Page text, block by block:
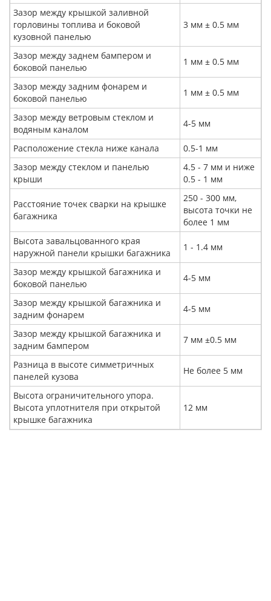
Зазор между крышкой заливной
горловины топлива и боковой
кузовной панелью
3 мм ± 0.5 мм
Зазор между заднем бампером и
боковой панелью
1 мм ± 0.5 мм
Зазор между задним фонарем и
боковой панелью
1 мм ± 0.5 мм
Зазор между ветровым стеклом и
водяным каналом
4-5 мм
Расположение стекла ниже канала
0.5-1 мм
Зазор между стеклом и панелью
крыши
4.5 - 7 мм и ниже
0.5 - 1 мм
Расстояние точек сварки на крышке
багажника
250 - 300 мм,
высота точки не
более 1 мм
Высота завальцованного края
наружной панели крышки багажника
1 - 1.4 мм
Зазор между крышкой багажника и
боковой панелью
4-5 мм
Зазор между крышкой багажника и
задним фонарем
4-5 мм
Зазор между крышкой багажника и
задним бампером
7 мм ±0.5 мм
Разница в высоте симметричных
панелей кузова
Не более 5 мм
Высота ограничительного упора.
Высота уплотнителя при открытой
крышке багажника
12 мм